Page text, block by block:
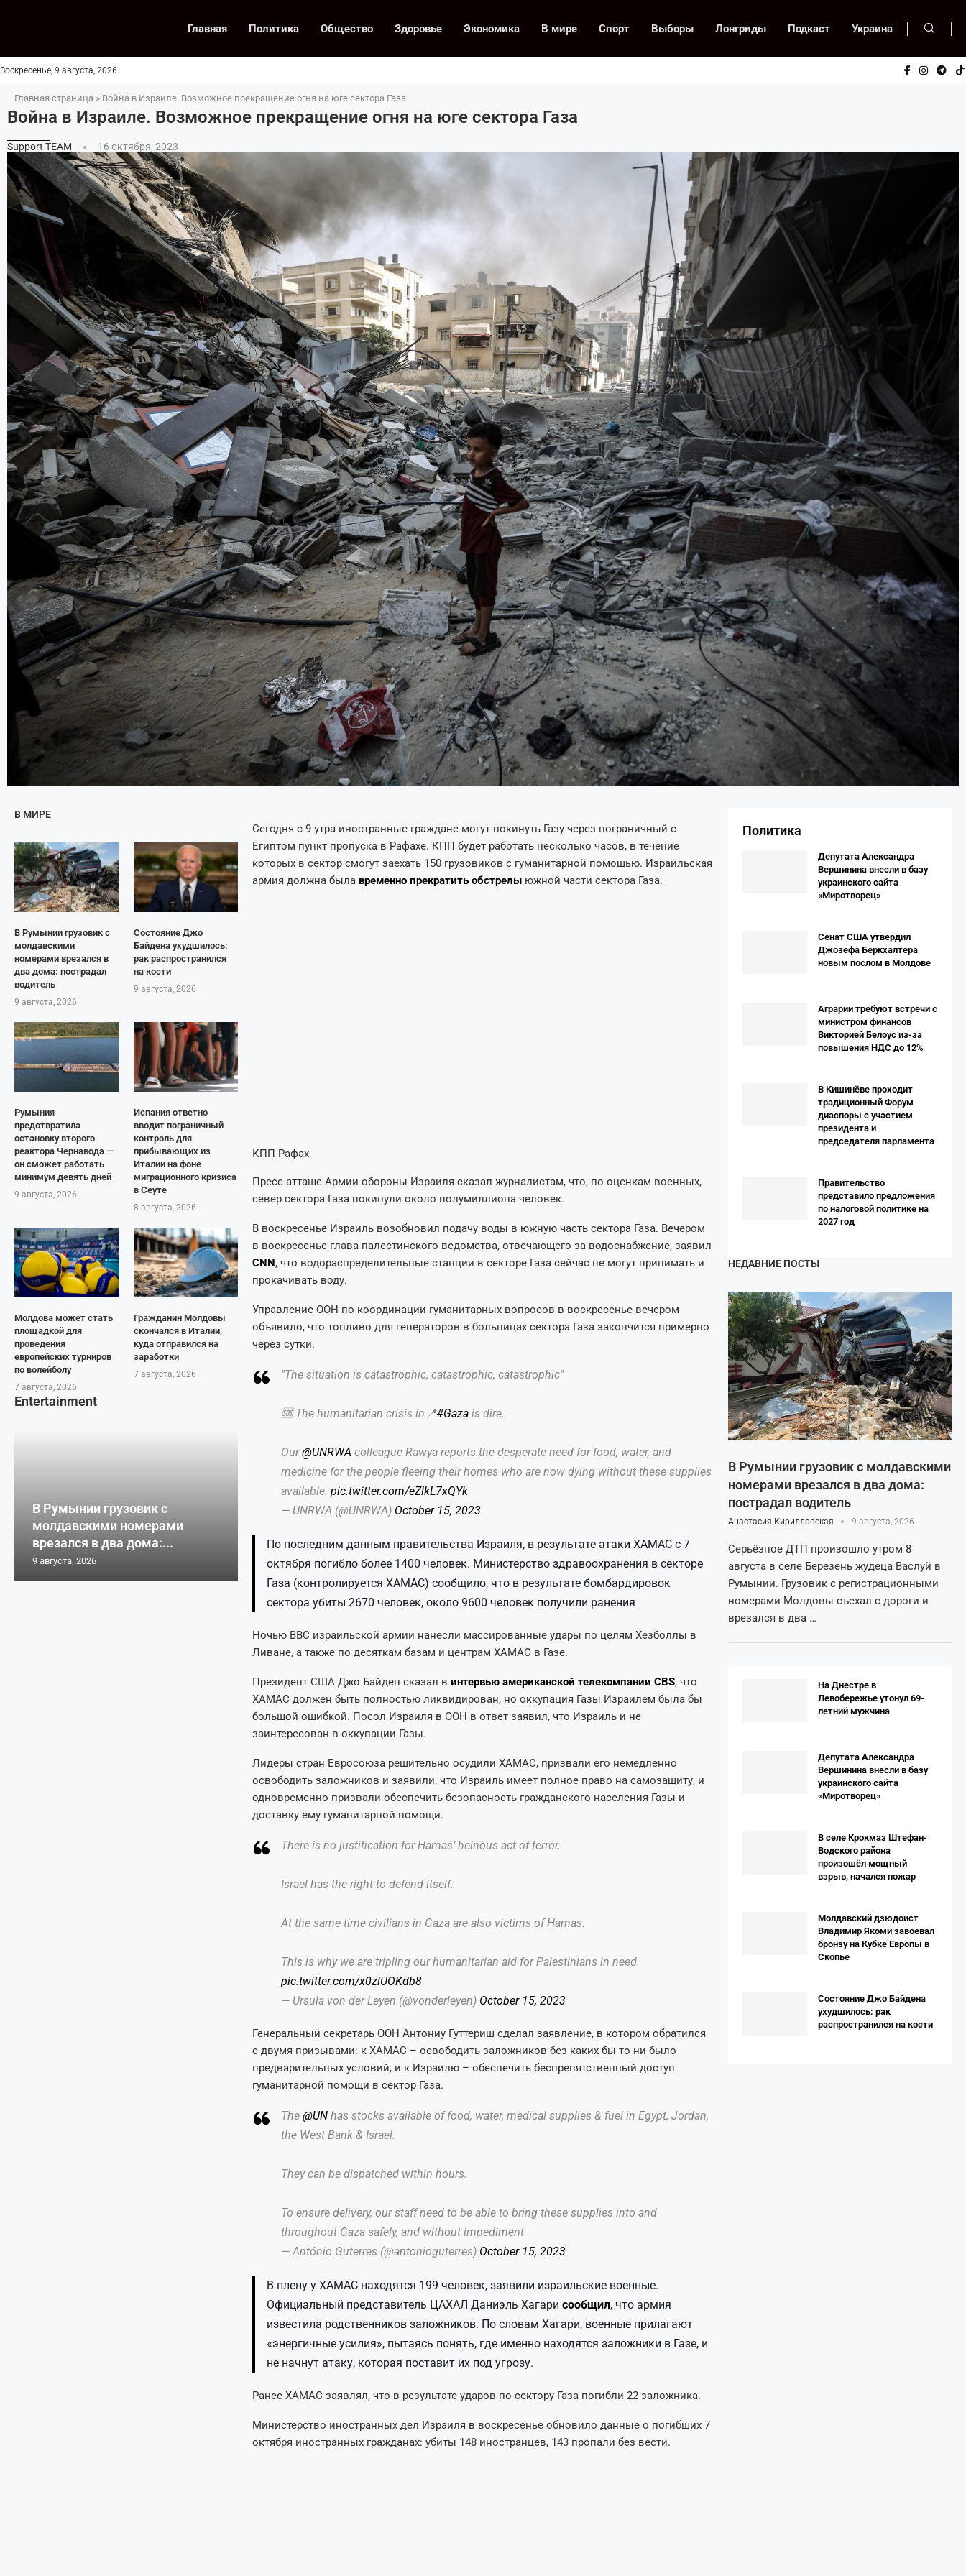
Главная Политика Общество Здоровье Экономика В мире Спорт Выборы Лонгриды Подкаст Украина
Воскресенье, 9 августа, 2026
Главная страница » Война в Израиле. Возможное прекращение огня на юге сектора Газа
Война в Израиле. Возможное прекращение огня на юге сектора Газа
Support TEAM 16 октября, 2023
В МИРЕ
В Румынии грузовик с
молдавскими
номерами врезался в
два дома: пострадал
водитель
9 августа, 2026
Состояние Джо
Байдена ухудшилось:
рак распространился
на кости
9 августа, 2026
Румыния
предотвратила
остановку второго
реактора Чернаводэ —
он сможет работать
минимум девять дней
9 августа, 2026
Испания ответно
вводит пограничный
контроль для
прибывающих из
Италии на фоне
миграционного кризиса
в Сеуте
8 августа, 2026
Молдова может стать
площадкой для
проведения
европейских турниров
по волейболу
7 августа, 2026
Гражданин Молдовы
скончался в Италии,
куда отправился на
заработки
7 августа, 2026
Entertainment
В Румынии грузовик с
молдавскими номерами
врезался в два дома:...
9 августа, 2026
Сегодня с 9 утра иностранные граждане могут покинуть Газу через пограничный с
Египтом пункт пропуска в Рафахе. КПП будет работать несколько часов, в течение
которых в сектор смогут заехать 150 грузовиков с гуманитарной помощью. Израильская
армия должна была временно прекратить обстрелы южной части сектора Газа.
КПП Рафах
Пресс-атташе Армии обороны Израиля сказал журналистам, что, по оценкам военных,
север сектора Газа покинули около полумиллиона человек.
В воскресенье Израиль возобновил подачу воды в южную часть сектора Газа. Вечером
в воскресенье глава палестинского ведомства, отвечающего за водоснабжение, заявил
CNN, что водораспределительные станции в секторе Газа сейчас не могут принимать и
прокачивать воду.
Управление ООН по координации гуманитарных вопросов в воскресенье вечером
объявило, что топливо для генераторов в больницах сектора Газа закончится примерно
через сутки.
"The situation is catastrophic, catastrophic, catastrophic"
🆘 The humanitarian crisis in📍#Gaza is dire.
Our@UNRWA colleague Rawya reports the desperate need for food, water, and
medicine for the people fleeing their homes who are now dying without these supplies
available. pic.twitter.com/eZlkL7xQYk
— UNRWA (@UNRWA) October 15, 2023
По последним данным правительства Израиля, в результате атаки ХАМАС с 7
октября погибло более 1400 человек. Министерство здравоохранения в секторе
Газа (контролируется ХАМАС) сообщило, что в результате бомбардировок
сектора убиты 2670 человек, около 9600 человек получили ранения
Ночью ВВС израильской армии нанесли массированные удары по целям Хезболлы в
Ливане, а также по десяткам базам и центрам ХАМАС в Газе.
Президент США Джо Байден сказал в интервью американской телекомпании CBS, что
ХАМАС должен быть полностью ликвидирован, но оккупация Газы Израилем была бы
большой ошибкой. Посол Израиля в ООН в ответ заявил, что Израиль и не
заинтересован в оккупации Газы.
Лидеры стран Евросоюза решительно осудили ХАМАС, призвали его немедленно
освободить заложников и заявили, что Израиль имеет полное право на самозащиту, и
одновременно призвали обеспечить безопасность гражданского населения Газы и
доставку ему гуманитарной помощи.
There is no justification for Hamas’ heinous act of terror.
Israel has the right to defend itself.
At the same time civilians in Gaza are also victims of Hamas.
This is why we are tripling our humanitarian aid for Palestinians in need.
pic.twitter.com/x0zlUOKdb8
— Ursula von der Leyen (@vonderleyen) October 15, 2023
Генеральный секретарь ООН Антониу Гуттериш сделал заявление, в котором обратился
с двумя призывами: к ХАМАС – освободить заложников без каких бы то ни было
предварительных условий, и к Израилю – обеспечить беспрепятственный доступ
гуманитарной помощи в сектор Газа.
The @UN has stocks available of food, water, medical supplies & fuel in Egypt, Jordan,
the West Bank & Israel.
They can be dispatched within hours.
To ensure delivery, our staff need to be able to bring these supplies into and
throughout Gaza safely, and without impediment.
— António Guterres (@antonioguterres) October 15, 2023
В плену у ХАМАС находятся 199 человек, заявили израильские военные.
Официальный представитель ЦАХАЛ Даниэль Хагари сообщил, что армия
известила родственников заложников. По словам Хагари, военные прилагают
«энергичные усилия», пытаясь понять, где именно находятся заложники в Газе, и
не начнут атаку, которая поставит их под угрозу.
Ранее ХАМАС заявлял, что в результате ударов по сектору Газа погибли 22 заложника.
Министерство иностранных дел Израиля в воскресенье обновило данные о погибших 7
октября иностранных гражданах: убиты 148 иностранцев, 143 пропали без вести.
Политика
Депутата Александра
Вершинина внесли в базу
украинского сайта
«Миротворец»
Сенат США утвердил
Джозефа Беркхалтера
новым послом в Молдове
Аграрии требуют встречи с
министром финансов
Викторией Белоус из-за
повышения НДС до 12%
В Кишинёве проходит
традиционный Форум
диаспоры с участием
президента и
председателя парламента
Правительство
представило предложения
по налоговой политике на
2027 год
НЕДАВНИЕ ПОСТЫ
В Румынии грузовик с молдавскими
номерами врезался в два дома:
пострадал водитель
Анастасия Кирилловская 9 августа, 2026
Серьёзное ДТП произошло утром 8
августа в селе Березень жудеца Васлуй в
Румынии. Грузовик с регистрационными
номерами Молдовы съехал с дороги и
врезался в два …
На Днестре в
Левобережье утонул 69-
летний мужчина
Депутата Александра
Вершинина внесли в базу
украинского сайта
«Миротворец»
В селе Крокмаз Штефан-
Водского района
произошёл мощный
взрыв, начался пожар
Молдавский дзюдоист
Владимир Якоми завоевал
бронзу на Кубке Европы в
Скопье
Состояние Джо Байдена
ухудшилось: рак
распространился на кости